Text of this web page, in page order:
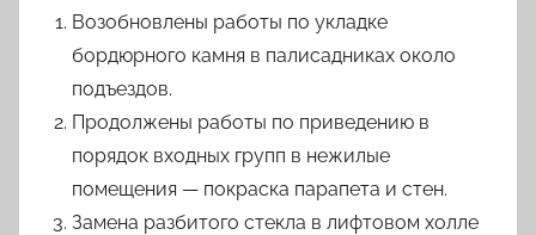
Возобновлены работы по укладке
бордюрного камня в палисадниках около
подъездов.
Продолжены работы по приведению в
порядок входных групп в нежилые
помещения — покраска парапета и стен.
Замена разбитого стекла в лифтовом холле